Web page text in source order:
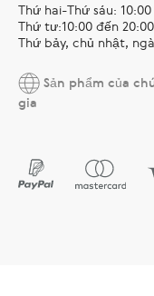
Thứ hai-Thứ sáu:
Thứ tư:10:00 đến 20:00
Thứ bảy, chủ nhật,
Sản phẩm của
gia